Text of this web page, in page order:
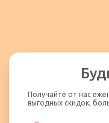
Получайте от нас
выгодных скидок,